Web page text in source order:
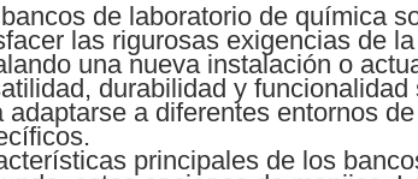
de laboratorio de química
las rigurosas exigencias de
una nueva instalación o
durabilidad y
adaptarse a diferentes entornos
principales de los